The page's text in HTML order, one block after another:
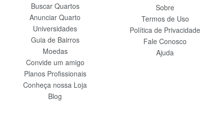
Buscar Quartos
Anunciar Quarto
Universidades
Guia de Bairros
Moedas
Convide um amigo
Planos Profissionais
Conheça nossa Loja
Blog
Sobre
Termos de Uso
Política de Privacidade
Fale Conosco
Ajuda